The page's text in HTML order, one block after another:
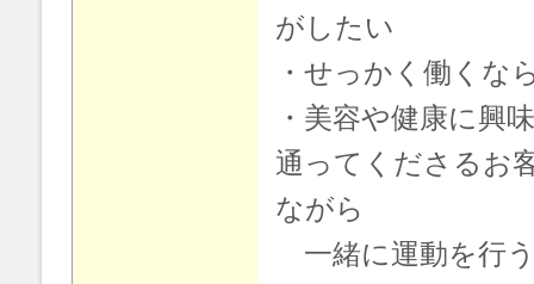
がしたい
・せっかく働くな
・美容や健康に興
通ってくださるお
ながら
一緒に運動を行